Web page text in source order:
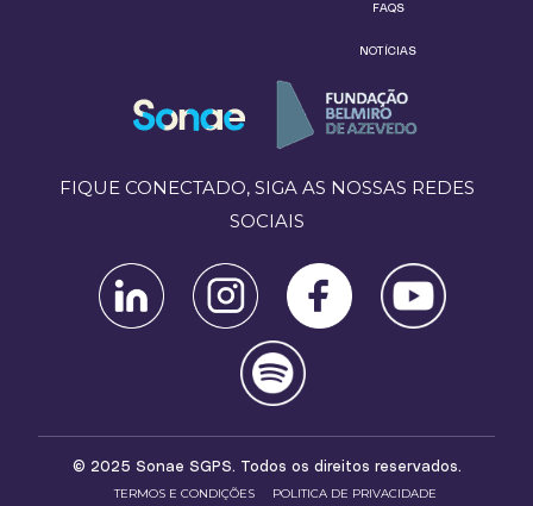
FAQS
NOTÍCIAS
FIQUE CONECTADO, SIGA AS NOSSAS REDES
SOCIAIS
© 2025 Sonae SGPS. Todos os direitos reservados.
TERMOS E CONDIÇÕES
POLITICA DE PRIVACIDADE